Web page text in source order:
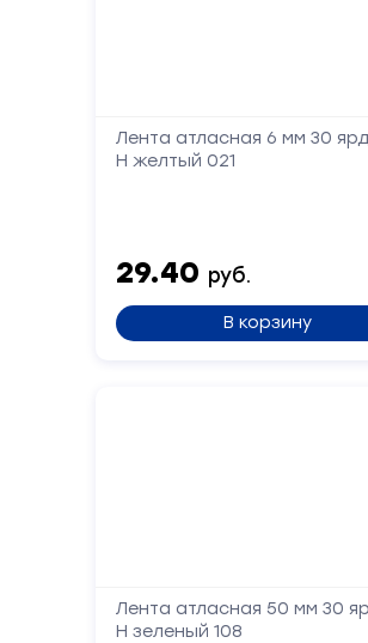
Лента атласная 6 мм 30 ярд
Н желтый 021
29.40 руб.
В корзину
Лента атласная 50 мм 30
Н зеленый 108